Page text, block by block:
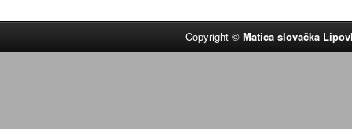
Copyright ©Matica slovačka